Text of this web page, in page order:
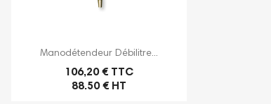
Aperçu rapide
Manodétendeur Débilitre...
106,20 € TTC
88.50 € HT